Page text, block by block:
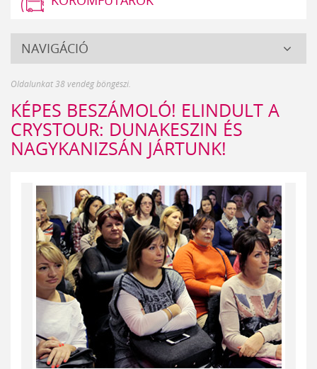
Crystal
NAVIGÁCIÓ
Oldalunkat 38 vendég böngészi.
KÉPES BESZÁMOLÓ! ELINDULT A
CRYSTOUR: DUNAKESZIN ÉS
NAGYKANIZSÁN JÁRTUNK!